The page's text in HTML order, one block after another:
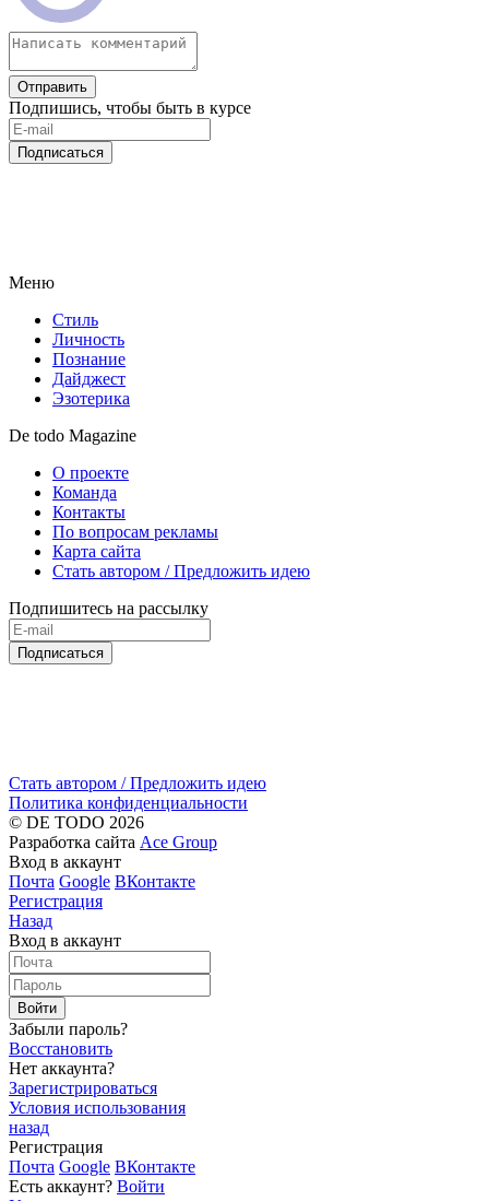
Отправить
Подпишись, чтобы быть в курсе
Подписаться
Меню
Стиль
Личность
Познание
Дайджест
Эзотерика
De todo Magazine
О проекте
Команда
Контакты
По вопросам рекламы
Карта сайта
Стать автором / Предложить идею
Подпишитесь на рассылку
Подписаться
Стать автором / Предложить идею
Политика конфиденциальности
© DE TODO 2026
Разработка сайта Ace Group
Вход в аккаунт
Почта Google ВКонтакте
Регистрация
Назад
Вход в аккаунт
Войти
Забыли пароль?
Восстановить
Нет аккаунта?
Зарегистрироваться
Условия использования
назад
Регистрация
Почта Google ВКонтакте
Есть аккаунт? Войти